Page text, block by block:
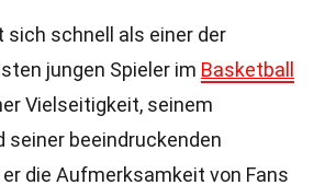
sich schnell als einer der
jungen Spieler im Basketball
Vielseitigkeit, seinem
seiner beeindruckenden
die Aufmerksamkeit von Fans